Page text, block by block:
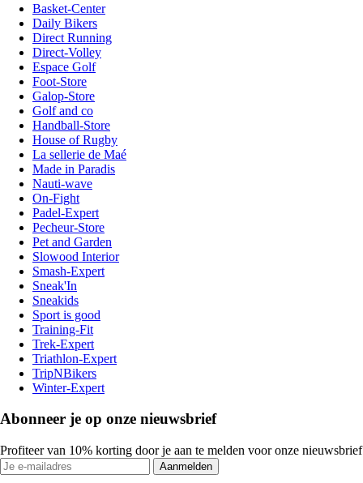
Basket-Center
Daily Bikers
Direct Running
Direct-Volley
Espace Golf
Foot-Store
Galop-Store
Golf and co
Handball-Store
House of Rugby
La sellerie de Maé
Made in Paradis
Nauti-wave
On-Fight
Padel-Expert
Pecheur-Store
Pet and Garden
Slowood Interior
Smash-Expert
Sneak'In
Sneakids
Sport is good
Training-Fit
Trek-Expert
Triathlon-Expert
TripNBikers
Winter-Expert
Abonneer je op onze nieuwsbrief
Profiteer van 10% korting door je aan te melden voor onze nieuwsbrief
Aanmelden